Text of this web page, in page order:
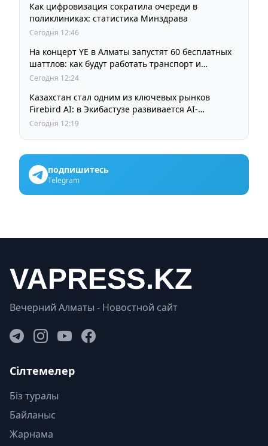
Как цифровизация сократила очереди в
поликлиниках: статистика Минздрава
Сегодня 12:46
На концерт YE в Алматы запустят 60 бесплатных
шаттлов: как будут работать транспорт и
перекрытия
Сегодня 12:24
Казахстан стал одним из ключевых рынков
Firebird AI: в Экибастузе развивается AI-
инфраструктура мощностью 125 МВт
Сегодня 12:19
подпишитесь
Telegram
Вечерний Алматы - Новостной сайт
Сілтемелер
Біз туралы
Байланыс
Жарнама